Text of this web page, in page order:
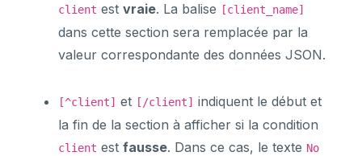
client est vraie. La balise [client_name]
dans cette section sera remplacée par la
valeur correspondante des données JSON.
[^client] et [/client] indiquent le début et
la fin de la section à afficher si la condition
client est fausse. Dans ce cas, le texte No